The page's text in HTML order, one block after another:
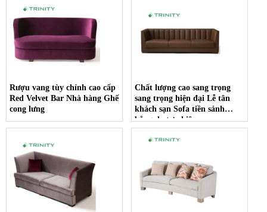
Rượu vang tùy chỉnh cao cấp
Red Velvet Bar Nhà hàng Ghế
cong lưng
Chất lượng cao sang trọng
sang trọng hiện đại Lễ tân
khách sạn Sofa tiền sảnh
bằng da tự nhiên